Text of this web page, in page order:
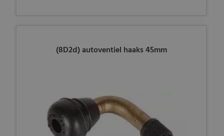
(8D2d) autoventiel haaks 45mm